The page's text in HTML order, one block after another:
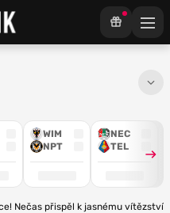
WIM
NPT
NEC
TEL
světa
Nečas přispěl k jasnému